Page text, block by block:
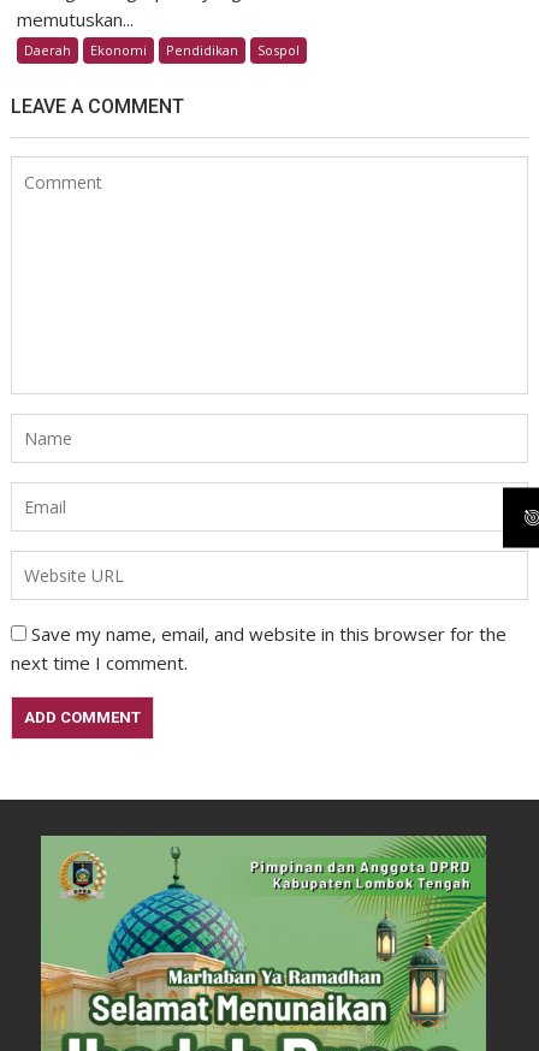
memutuskan...
Daerah Ekonomi Pendidikan Sospol
LEAVE A COMMENT
Save my name, email, and website in this browser for the
next time I comment.